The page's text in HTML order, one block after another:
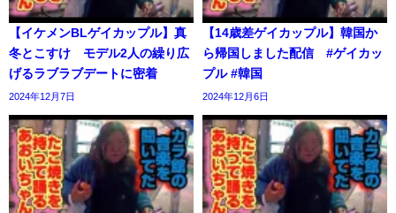
【イケメンBLゲイカップル】真
冬とこすけ モデル2人の繰り広
げるラブラブデートに密着
2024年12月7日
【14歳差ゲイカップル】韓国か
ら帰国しました配信 #ゲイカッ
プル #韓国
2024年12月6日